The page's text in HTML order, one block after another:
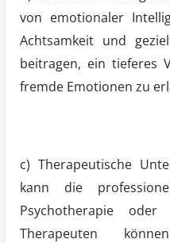
von emotionaler
Achtsamkeit und
beitragen, ein tieferes
fremde Emotionen zu
c) Therapeutische
kann die
Psychotherapie
Therapeuten